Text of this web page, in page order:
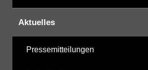
Aktuelles
Pressemitteilungen